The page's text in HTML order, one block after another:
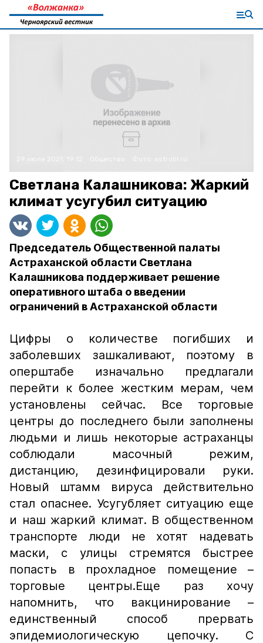
Светлана Калашникова: Жаркий
климат усугубил ситуацию
Председатель Общественной палаты
Астраханской области Светлана
Калашникова поддерживает решение
оперативного штаба о введении
ограничений в Астраханской области
Цифры о количестве погибших и
заболевших зашкаливают, поэтому в
оперштабе изначально предлагали
перейти к более жестким мерам, чем
установлены сейчас. Все торговые
центры до последнего были заполнены
людьми и лишь некоторые астраханцы
соблюдали масочный режим,
дистанцию, дезинфицировали руки.
Новый штамм вируса действительно
стал опаснее. Усугубляет ситуацию еще
и наш жаркий климат. В общественном
транспорте люди не хотят надевать
маски, с улицы стремятся быстрее
попасть в прохладное помещение –
торговые центры.Еще раз хочу
напомнить, что вакцинирование –
единственный способ прервать
эпидемиологическую цепочку. С